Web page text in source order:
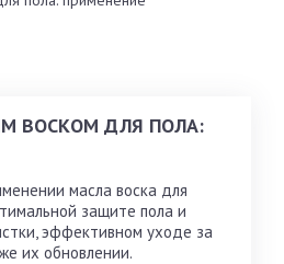
ВОСКОМ ДЛЯ ПОЛА:
масла воска для
защите пола и
эффективном уходе за
их обновлении.